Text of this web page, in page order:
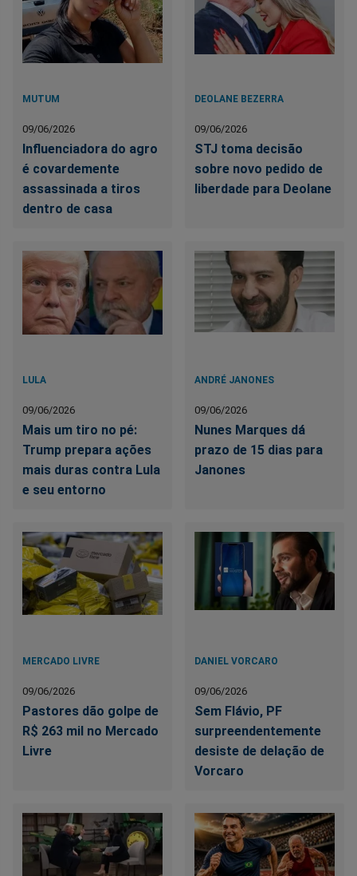
MUTUM
09/06/2026
Influenciadora do agro
é covardemente
assassinada a tiros
dentro de casa
DEOLANE BEZERRA
09/06/2026
STJ toma decisão
sobre novo pedido de
liberdade para Deolane
LULA
09/06/2026
Mais um tiro no pé:
Trump prepara ações
mais duras contra Lula
e seu entorno
ANDRÉ JANONES
09/06/2026
Nunes Marques dá
prazo de 15 dias para
Janones
MERCADO LIVRE
09/06/2026
Pastores dão golpe de
R$ 263 mil no Mercado
Livre
DANIEL VORCARO
09/06/2026
Sem Flávio, PF
surpreendentemente
desiste de delação de
Vorcaro